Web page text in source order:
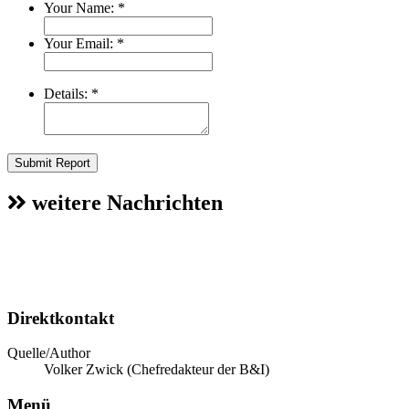
Your Name: *
Your Email: *
Details: *
Submit Report
weitere Nachrichten
Direktkontakt
Quelle/Author
Volker Zwick (Chefredakteur der B&I)
Menü